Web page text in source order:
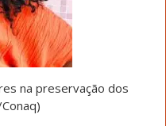
na preservação dos